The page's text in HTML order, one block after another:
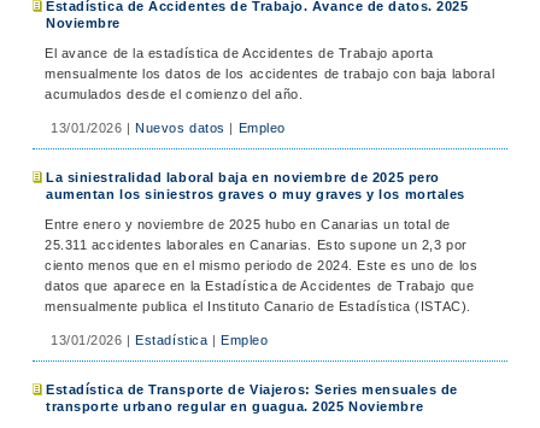
Estadística de Accidentes de Trabajo. Avance de datos. 2025
Noviembre
El avance de la estadística de Accidentes de Trabajo aporta
mensualmente los datos de los accidentes de trabajo con baja laboral
acumulados desde el comienzo del año.
13/01/2026 |Nuevos datos | Empleo
La siniestralidad laboral baja en noviembre de 2025 pero
aumentan los siniestros graves o muy graves y los mortales
Entre enero y noviembre de 2025 hubo en Canarias un total de
25.311 accidentes laborales en Canarias. Esto supone un 2,3 por
ciento menos que en el mismo periodo de 2024. Este es uno de los
datos que aparece en la Estadística de Accidentes de Trabajo que
mensualmente publica el Instituto Canario de Estadística (ISTAC).
13/01/2026 |Estadística | Empleo
Estadística de Transporte de Viajeros: Series mensuales de
transporte urbano regular en guagua. 2025 Noviembre